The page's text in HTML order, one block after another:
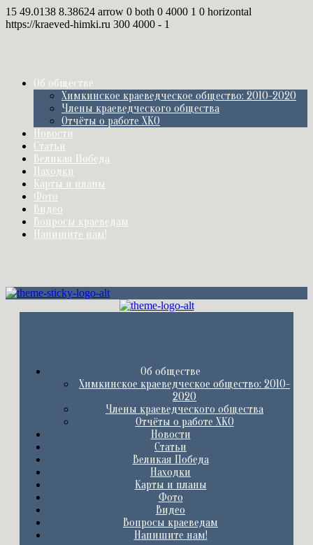
15 49.0138 8.38624 arrow 0 both 0 4000 1 0 horizontal
https://kraeved-himki.ru 300 4000 - 1
Об обществе
Химкинское краеведческое общество: 2010-2020
Члены краеведческого общества
Отчёты о работе ХКО
Новости
Статьи
Великая Победа
Находки
Карты и планы
Фото
Видео
Вопросы краеведам
Напишите нам!
Об обществе
Химкинское краеведческое общество: 2010-
2020
Члены краеведческого общества
Отчёты о работе ХКО
Новости
Статьи
Великая Победа
Находки
Карты и планы
Фото
Видео
Вопросы краеведам
Напишите нам!